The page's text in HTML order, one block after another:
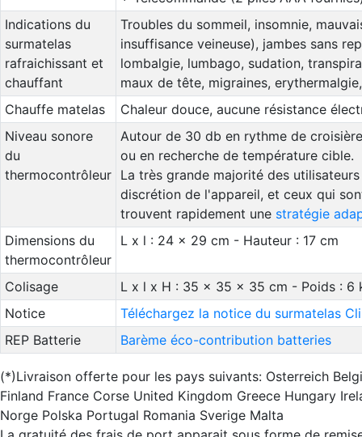
Indications du
surmatelas
rafraichissant et
chauffant
Troubles du sommeil, insomnie,
insuffisance veineuse), jambes sans
lombalgie, lumbago, sudation,
maux de tête, migraines,
Chauffe matelas
Chaleur douce, aucune résistance
Niveau sonore
du
thermocontrôleur
Autour de 30 db en rythme de
ou en recherche de température cible.
La très grande majorité des
discrétion de l'appareil, et ceux qui
trouvent rapidement une stratégie
Dimensions du
thermocontrôleur
L x l : 24 x 29 cm - Hauteur : 17 cm
Colisage
L x l x H : 35 x 35 x 35 cm - Poids : 6
Notice
Téléchargez la notice du surmatelas
REP Batterie
Barème éco-contribution batteries
(*)Livraison offerte pour les pays suivants: Osterreich
Finland France Corse United Kingdom Greece Hungary
Norge Polska Portugal Romania Sverige Malta